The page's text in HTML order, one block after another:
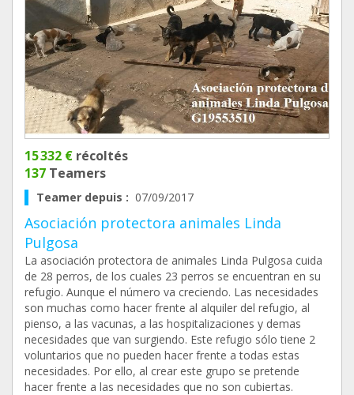
15 332 € récoltés
137 Teamers
Teamer depuis : 07/09/2017
Asociación protectora animales Linda
Pulgosa
La asociación protectora de animales Linda Pulgosa cuida
de 28 perros, de los cuales 23 perros se encuentran en su
refugio. Aunque el número va creciendo. Las necesidades
son muchas como hacer frente al alquiler del refugio, al
pienso, a las vacunas, a las hospitalizaciones y demas
necesidades que van surgiendo. Este refugio sólo tiene 2
voluntarios que no pueden hacer frente a todas estas
necesidades. Por ello, al crear este grupo se pretende
hacer frente a las necesidades que no son cubiertas.